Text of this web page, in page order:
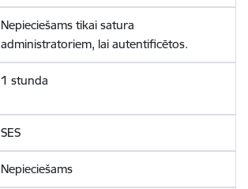
Nepieciešams tikai satura
administratoriem, lai autentificētos.
1 stunda
SES
Nepieciešams